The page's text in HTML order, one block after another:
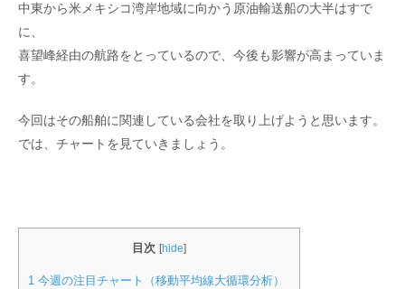
中東から米メキシコ湾岸地域に向かう原油輸送船の大半はすで
に、
喜望峰経由の航路をとっているので、今後も影響が高まっていま
す。
今回はその船舶に関連している会社を取り上げようと思います。
では、チャートを見ていきましょう。
目次 [hide]
1 今週の注目チャート（移動平均線大循環分析）